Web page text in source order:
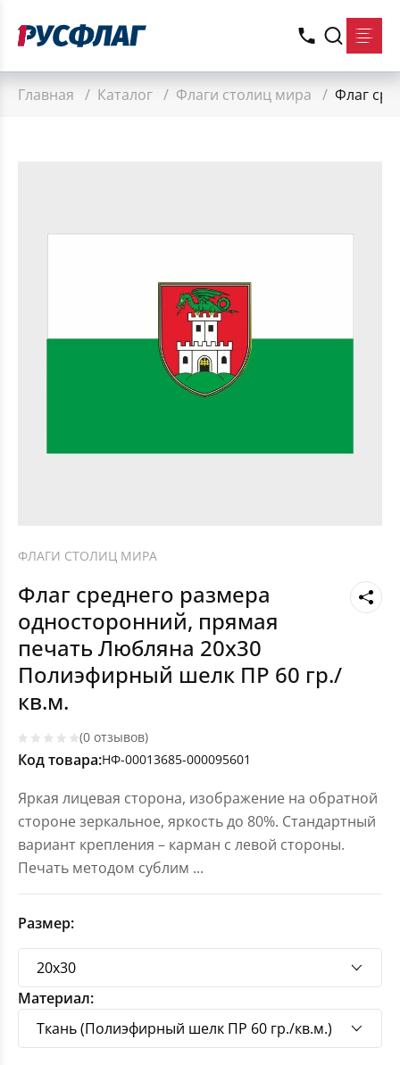
Главная / Каталог / Флаги столиц мира / Флаг
ФЛАГИ СТОЛИЦ МИРА
Флаг среднего размера
односторонний, прямая
печать Любляна 20х30
Полиэфирный шелк ПР 60 гр./
кв.м.
(0 отзывов)
Код товара:НФ-00013685-000095601
Яркая лицевая сторона, изображение на обратной
стороне зеркальное, яркость до 80%. Стандартный
вариант крепления – карман с левой стороны.
Печать методом сублим ...
Размер:
Материал: